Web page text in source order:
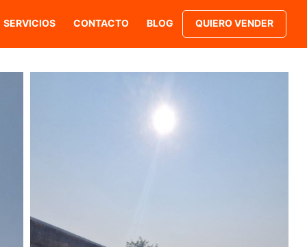
SERVICIOS CONTACTO BLOG QUIERO VENDER